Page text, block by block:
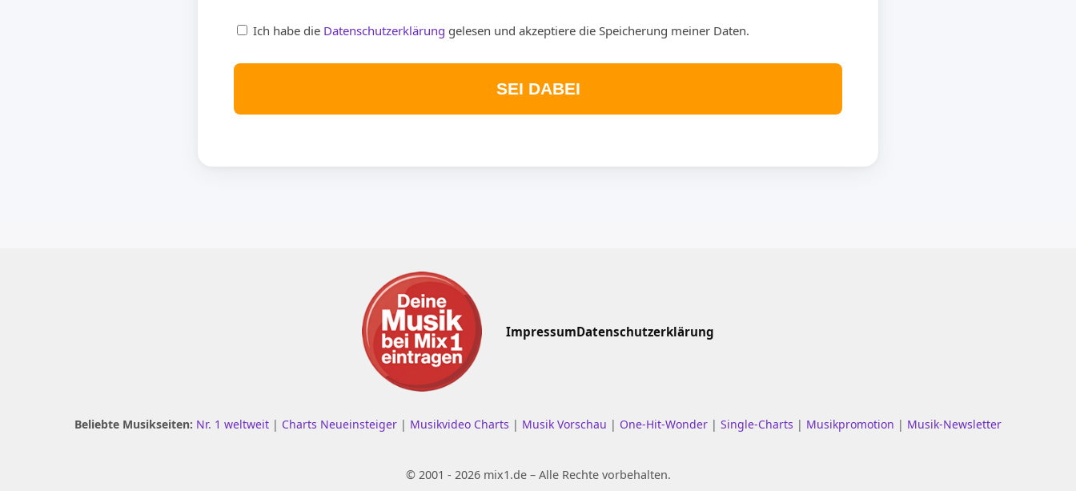
Ich habe die Datenschutzerklärung gelesen und akzeptiere die Speicherung meiner Daten.
SEI DABEI
ImpressumDatenschutzerklärung
Beliebte Musikseiten: Nr. 1 weltweit | Charts Neueinsteiger | Musikvideo Charts | Musik Vorschau | One-Hit-Wonder | Single-Charts | Musikpromotion | Musik-Newsletter
© 2001 - 2026 mix1.de – Alle Rechte vorbehalten.